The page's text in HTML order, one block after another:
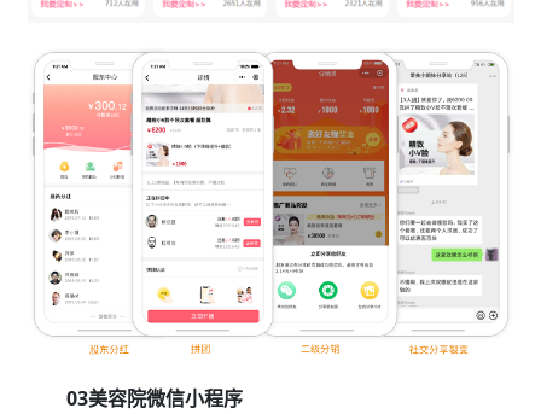
03美容院微信小程序